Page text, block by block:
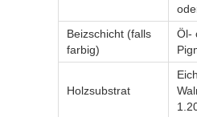
Beizschicht (falls
farbig)
Öl-
Holzsubstrat